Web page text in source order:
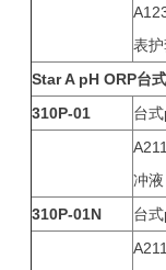
表
Star A pH ORP台
310P-01
台
冲
310P-01N
台